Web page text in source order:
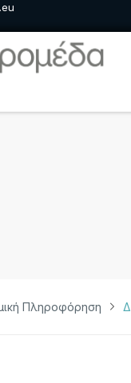
Πληροφόρηση